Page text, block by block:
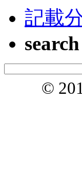
記載
search
©